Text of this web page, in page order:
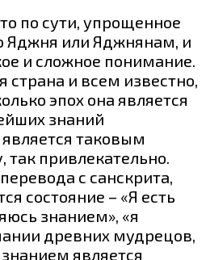
по сути, упрощенное
Яджня или Яджнянам, и
и сложное понимание.
страна и всем известно,
эпох она является
знаний
таковым
так привлекательно.
с санскрита,
состояние – «Я есть
знанием», «я
древних мудрецов,
является